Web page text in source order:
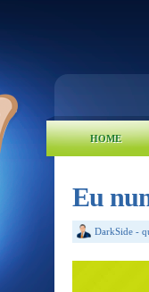
HOME
Eu
DarkSide -